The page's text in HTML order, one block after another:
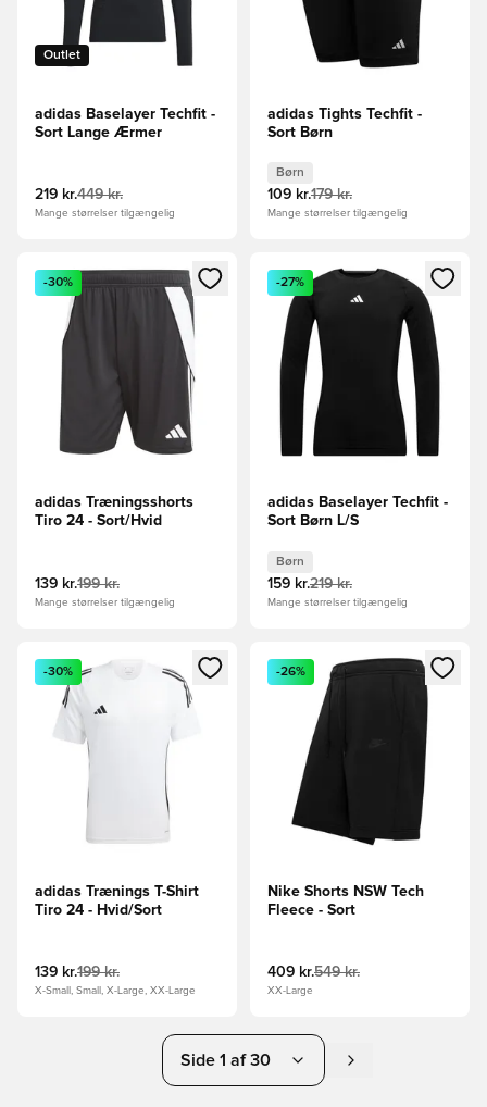
Outlet
adidas Baselayer Techfit -
Sort Lange Ærmer
219 kr.449 kr.
Mange størrelser tilgængelig
adidas Tights Techfit -
Sort Børn
Børn
109 kr.179 kr.
Mange størrelser tilgængelig
Åbner en Modal til at logge ind eller tilmelde dig som
-30%
adidas Træningsshorts
Tiro 24 - Sort/Hvid
139 kr.199 kr.
Mange størrelser tilgængelig
Åbner en Modal til at logge
-27%
adidas Baselayer Techfit -
Sort Børn L/S
Børn
159 kr.219 kr.
Mange størrelser tilgængelig
Åbner en Modal til at logge ind eller tilmelde dig som
-30%
adidas Trænings T-Shirt
Tiro 24 - Hvid/Sort
139 kr.199 kr.
X-Small, Small, X-Large, XX-Large
Åbner en Modal til at logge
-26%
Nike Shorts NSW Tech
Fleece - Sort
409 kr.549 kr.
XX-Large
Side 1 af 30